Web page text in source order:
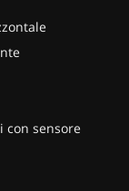
sensore